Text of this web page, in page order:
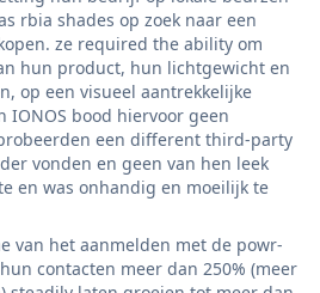
rbia shades op zoek naar een
ze required the ability om
hun product, hun lichtgewicht en
op een visueel aantrekkelijke
IONOS bood hiervoor geen
een different third-party
vonden en geen van hen leek
en was onhandig en moeilijk te
van het aanmelden met de powr-
contacten meer dan 250% (meer